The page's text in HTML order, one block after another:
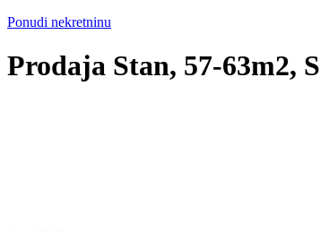
Ponudi nekretninu
Prodaja Stan, 57-63m2,